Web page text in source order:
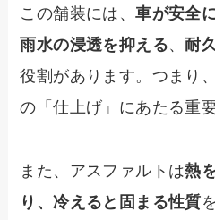
この舗装には、車が安全
雨水の浸透を抑える、 耐
役割があります。つまり
の「仕上げ」にあたる重
また、アスファルトは熱
り、冷えると固まる性質